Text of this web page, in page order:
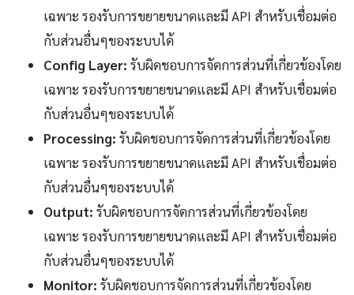
เฉพาะ รองรับการขยายขนาดและมี API สำหรับเชื่อมต่อ
กับส่วนอื่นๆของระบบได้
Config Layer: รับผิดชอบการจัดการส่วนที่เกี่ยวข้องโดย
เฉพาะ รองรับการขยายขนาดและมี API สำหรับเชื่อมต่อ
กับส่วนอื่นๆของระบบได้
Processing: รับผิดชอบการจัดการส่วนที่เกี่ยวข้องโดย
เฉพาะ รองรับการขยายขนาดและมี API สำหรับเชื่อมต่อ
กับส่วนอื่นๆของระบบได้
Output: รับผิดชอบการจัดการส่วนที่เกี่ยวข้องโดย
เฉพาะ รองรับการขยายขนาดและมี API สำหรับเชื่อมต่อ
กับส่วนอื่นๆของระบบได้
Monitor: รับผิดชอบการจัดการส่วนที่เกี่ยวข้องโดย